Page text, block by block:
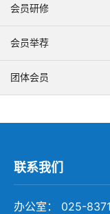
会员研修
会员举荐
团体会员
联系我们
办公室： 025-